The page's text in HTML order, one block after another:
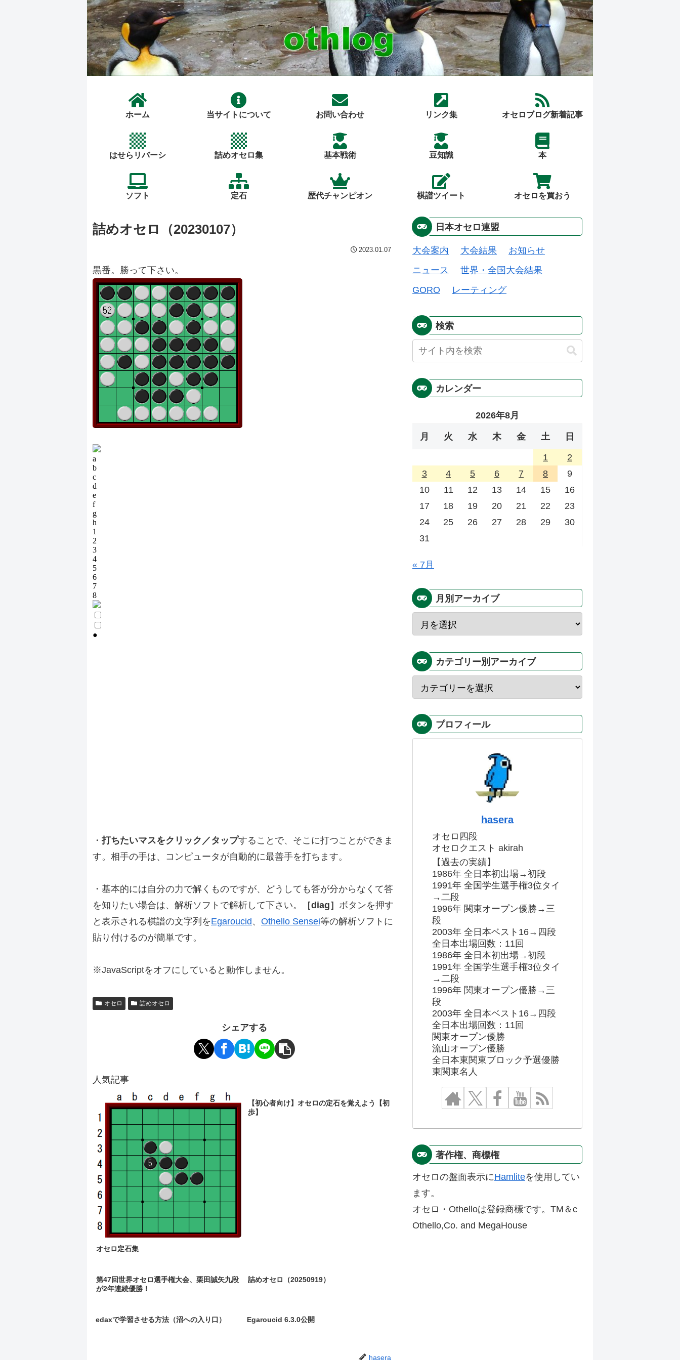
ホーム 当サイトについて お問い合わせ リンク集 オセロブログ新着記事
はせらリバーシ 詰めオセロ集 基本戦術 豆知識 本
ソフト 定石 歴代チャンピオン 棋譜ツイート オセロを買おう
詰めオセロ（20230107）
2023.01.07
黒番。勝って下さい。
・打ちたいマスをクリック／タップすることで、そこに打つことができま
す。相手の手は、コンピュータが自動的に最善手を打ちます。
・基本的には自分の力で解くものですが、どうしても答が分からなくて答
を知りたい場合は、解析ソフトで解析して下さい。
［diag］ ボタンを押す
と表示される棋譜の文字列をEgaroucid、 Othello Sensei等の解析ソフトに
貼り付けるのが簡単です。
※JavaScriptをオフにしていると動作しません。
オセロ 詰めオセロ
シェアする
人気記事
オセロ定石集
【初心者向け】オセロの定石を覚えよう【初
歩】
第47回世界オセロ選手権大会、栗田誠矢九段
が2年連続優勝！
詰めオセロ（20250919）
edaxで学習させる方法（沼への入り口） Egaroucid 6.3.0公開
hasera
日本オセロ連盟
大会案内 大会結果
お知らせ
ニュース
世界・全国大会結果
GORO
レーティング
検索
カレンダー
2026年8月
月 火 水 木 金 土 日
1
2
3
4 5 6 7 8
9
10
11 12 13 14 15
16
17
18 19 20 21 22
23
24
25 26 27 28 29
30
31
« 7月
月別アーカイブ
カテゴリー別アーカイブ
プロフィール
hasera
オセロ四段
オセロクエスト akirah
【過去の実績】
1986年 全日本初出場→初段
1991年 全国学生選手権3位タイ
→二段
1996年 関東オープン優勝→三
段
2003年 全日本ベスト16→四段
全日本出場回数：11回
1986年 全日本初出場→初段
1991年 全国学生選手権3位タイ
→二段
1996年 関東オープン優勝→三
段
2003年 全日本ベスト16→四段
全日本出場回数：11回
関東オープン優勝
流山オープン優勝
全日本東関東ブロック予選優勝
東関東名人
著作権、商標権
オセロの盤面表示にHamliteを使用してい
ます。
オセロ・Othelloは登録商標です。TM＆c
Othello,Co. and MegaHouse